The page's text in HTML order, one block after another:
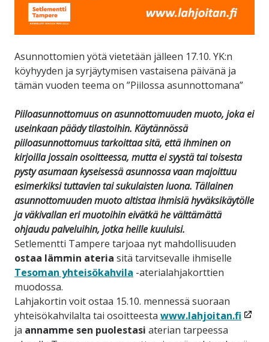
Asunnottomien yötä vietetään jälleen 17.10. YK:n
köyhyyden ja syrjäytymisen vastaisena päivänä ja
tämän vuoden teema on ”Piilossa asunnottomana”
Piiloasunnottomuus on asunnottomuuden muoto, joka ei
useinkaan päädy tilastoihin. Käytännössä
piiloasunnottomuus tarkoittaa sitä, että ihminen on
kirjoilla jossain osoitteessa, mutta ei syystä tai toisesta
pysty asumaan kyseisessä asunnossa vaan majoittuu
esimerkiksi tuttavien tai sukulaisten luona. Tällainen
asunnottomuuden muoto altistaa ihmisiä hyväksikäytölle
ja väkivallan eri muotoihin eivätkä he välttämättä
ohjaudu palveluihin, jotka heille kuuluisi.
Setlementti Tampere tarjoaa nyt mahdollisuuden
ostaa lämmin ateria sitä tarvitsevalle ihmiselle
Tesoman yhteisökahvila -aterialahjakorttien
muodossa.
Lahjakortin voit ostaa 15.10. mennessä suoraan
yhteisökahvilalta tai osoitteesta www.lahjoitan.fi
ja annamme sen puolestasi aterian tarpeessa